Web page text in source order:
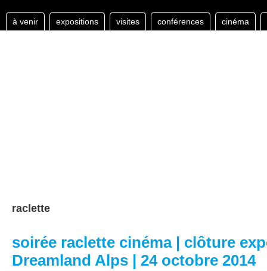
à venir expositions visites conférences cinéma
raclette
soirée raclette cinéma | clôture
Dreamland Alps | 24 octobre 2014